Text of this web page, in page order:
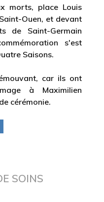
morts, place Louis
Ouen, et devant
de Saint-Germain
s'est
Saisons.
car ils ont
à Maximilien
cérémonie.
SOINS